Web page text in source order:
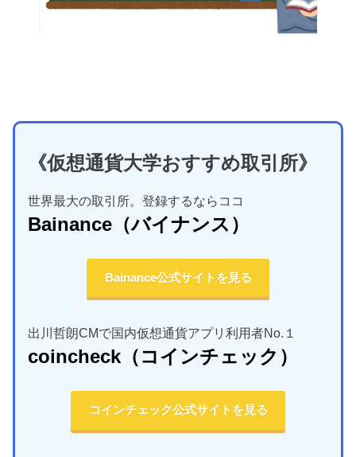
《仮想通貨大学おすすめ取引所》
世界最大の取引所。登録するならココ
Bainance （バイナンス）
Bainance公式サイトを見る
出川哲朗CMで国内仮想通貨アプリ利用者No.１
coincheck （コインチェック）
コインチェック公式サイトを見る